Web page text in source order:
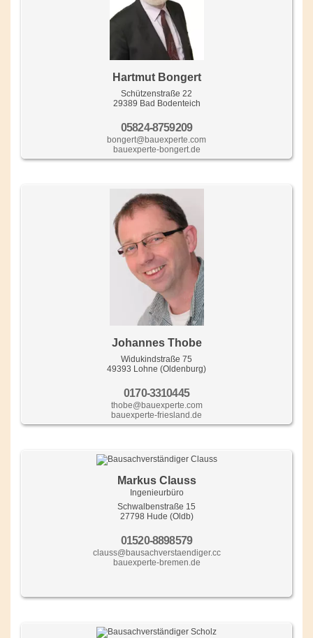
Hartmut Bongert
Schützenstraße 22
29389 Bad Bodenteich
05824-8759209
bongert@bauexperte.com
bauexperte-bongert.de
Johannes Thobe
Widukindstraße 75
49393 Lohne (Oldenburg)
0170-3310445
thobe@bauexperte.com
bauexperte-friesland.de
Markus Clauss
Ingenieurbüro
Schwalbenstraße 15
27798 Hude (Oldb)
01520-8898579
clauss@bausachverstaendiger.cc
bauexperte-bremen.de